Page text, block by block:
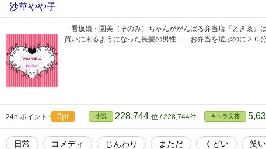
沙華やや子
看板娘・園美（そのみ）ちゃんががんばる弁当店『ときゑ
買いに来るようになった長髪の男性……お弁当を選ぶのに３０
24h.ポイント 0pt 小説 228,744 位 / 228,744件 キャラ文芸
日常 コメディ じんわり まただ くどい 笑い